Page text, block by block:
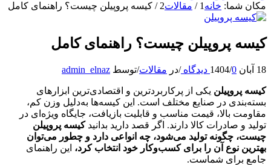
مکان شما: خانه 1
/ مقالات2
/ کیسه پروپیلن چیست؟ راهنمای کامل
کیسه پروپیلن چیست؟ راهنمای کامل
18 آبان 1404 /0 دیدگاه /در مقالات/توسط admin_elnaz
کیسه پروپیلن یکی از پرکاربردترین و اقتصادی‌ترین ابزارهای
بسته‌بندی در صنایع مختلف است. این کیسه‌ها به‌دلیل وزن کم،
مقاومت بالا، قیمت مناسب و قابلیت بازیافت، جایگاه ویژه‌ای در
تولید و صادرات کالا دارند. اگر قصد دارید بدانیدکیسه پروپیلن
چیست، چگونه تولید می‌شود، چه انواعی دارد و چطور می‌توان
بهترین نوع آن را برای کسب‌وکار خود انتخاب کرد، این راهنمای
جامع برای شماست.